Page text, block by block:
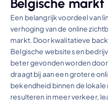
Belgische markt
Een belangrijk voordeel van
verhoging van de online
markt. Door kwalitatieve
Belgische websites en
beter gevonden worden
draagt bij aan een grotere
bekendheid binnen de
resulteren in meer verkeer,